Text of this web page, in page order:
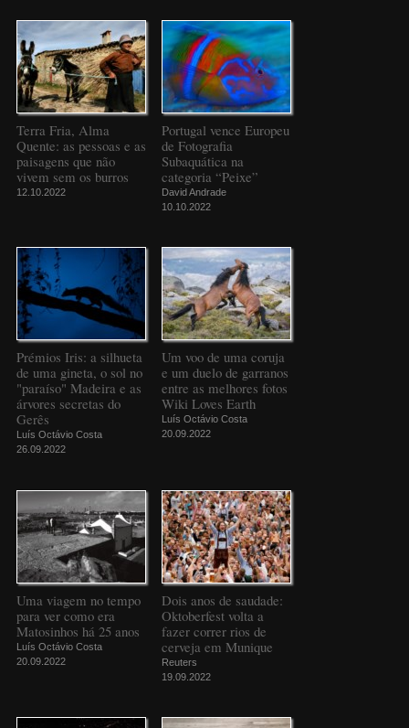
Terra Fria, Alma
Quente: as pessoas e as
paisagens que não
vivem sem os burros
12.10.2022
Portugal vence Europeu
de Fotografia
Subaquática na
categoria “Peixe”
David Andrade
10.10.2022
Prémios Iris: a silhueta
de uma gineta, o sol no
"paraíso" Madeira e as
árvores secretas do
Gerês
Luís Octávio Costa
26.09.2022
Um voo de uma coruja
e um duelo de garranos
entre as melhores fotos
Wiki Loves Earth
Luís Octávio Costa
20.09.2022
Uma viagem no tempo
para ver como era
Matosinhos há 25 anos
Luís Octávio Costa
20.09.2022
Dois anos de saudade:
Oktoberfest volta a
fazer correr rios de
cerveja em Munique
Reuters
19.09.2022